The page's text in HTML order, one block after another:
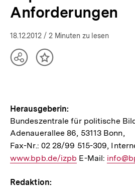
Anforderungen
18.12.2012 / 2 Minuten zu lesen
TeilenInhalt
Herausgeberin:
Bundeszentrale für politische
Adenauerallee 86, 53113 Bonn,
Fax-Nr.: 02 28/99 515-309,
www.bpb.de/izpb E-Mail: E-
Redaktion: